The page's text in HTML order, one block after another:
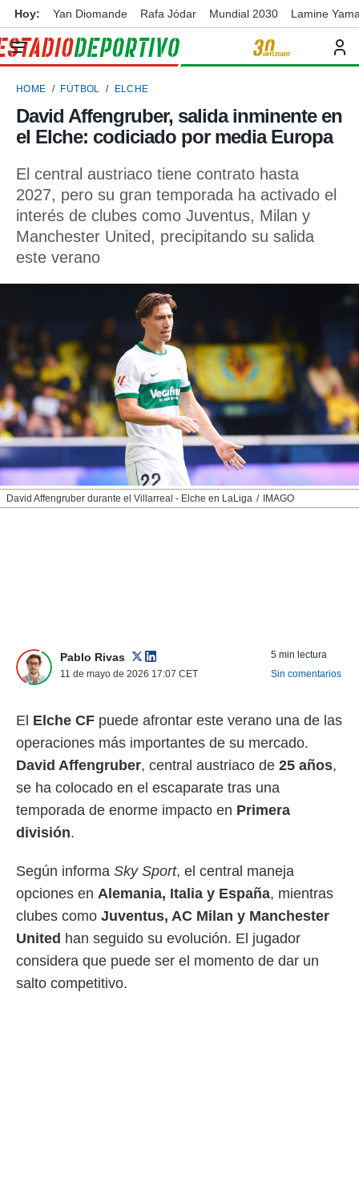
de
por
para
la
calidad.
a este
las
y
forma
permite
seguir
contenido
coste.
botón
a la
perfil
y
en
más
nuestra
ACEPTAR
Y
CONTINUAR
CONFIGURAR
RECHAZAR
Hoy: Yan Diomande Rafa Jódar Mundial 2030 Lamine
HOME FÚTBOL ELCHE
David Affengruber, salida inminente en
el Elche: codiciado por media Europa
El central austriaco tiene contrato hasta
2027, pero su gran temporada ha activado el
interés de clubes como Juventus, Milan y
Manchester United, precipitando su salida
este verano
David Affengruber durante el Villarreal - Elche en LaLiga IMAGO
Pablo Rivas
11 de mayo de 2026 17:07 CET
5 min lectura
Sin comentarios
El Elche CF puede afrontar este verano una de las
operaciones más importantes de su mercado.
David Affengruber, central austriaco de 25 años,
se ha colocado en el escaparate tras una
temporada de enorme impacto en Primera
división.
Según informa Sky Sport, el central maneja
opciones en Alemania, Italia y España, mientras
clubes como Juventus, AC Milan y Manchester
United han seguido su evolución. El jugador
considera que puede ser el momento de dar un
salto competitivo.